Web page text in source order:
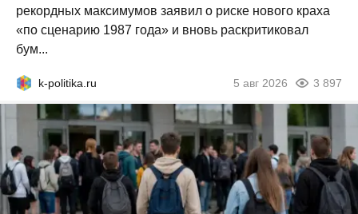
рекордных максимумов заявил о риске нового краха
«по сценарию 1987 года» и вновь раскритиковал
бум...
k-politika.ru 5 авг 2026 3 897